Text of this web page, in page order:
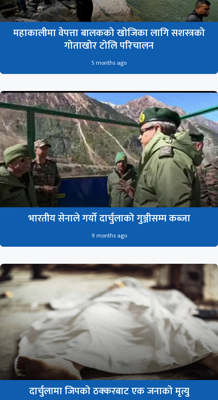
महाकालीमा वेपत्ता बालकको खोजिका लागि सशस्त्रको
गोताखोर टोलि परिचालन
5 months ago
भारतीय सेनाले गर्यो दार्चुलाको गुञ्जीसम्म कब्जा
9 months ago
दार्चुलामा जिपको ठक्करबाट एक जनाको मृत्यु